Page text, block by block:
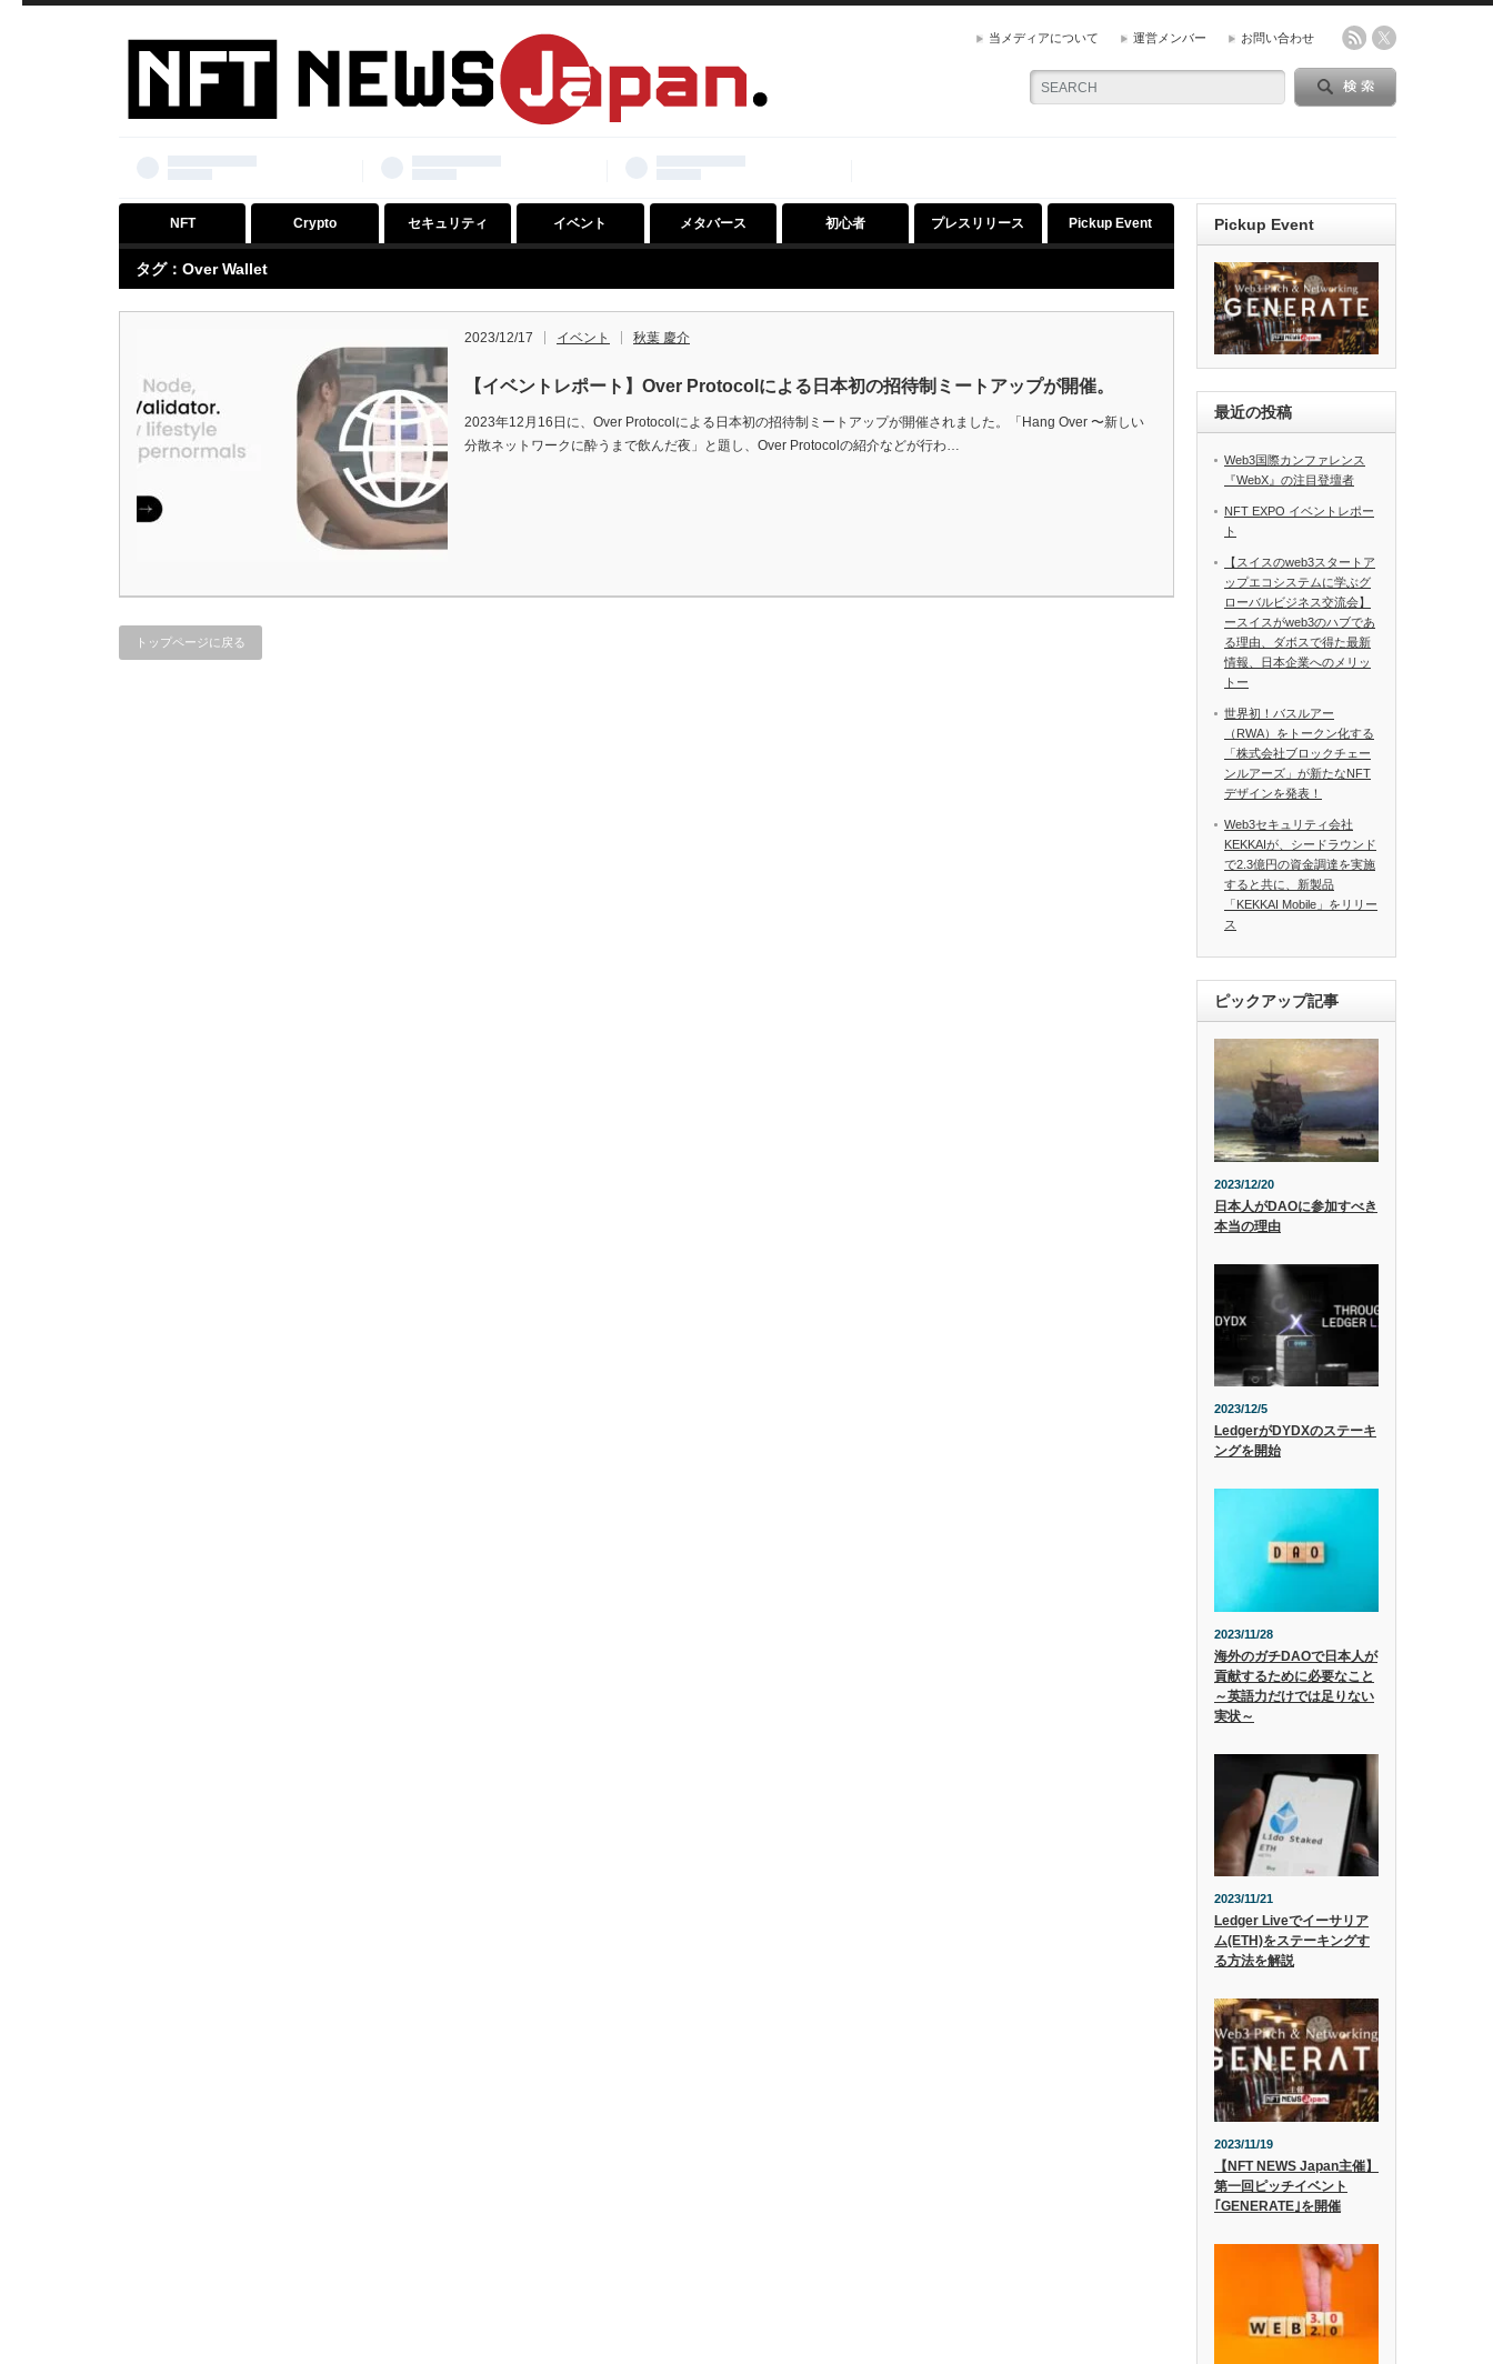
当メディアについて 運営メンバー お問い合わせ
NFT Crypto セキュリティ イベント メタバース 初心者 プレスリリース Pickup Event
タグ：Over Wallet
2023/12/17 イベント 秋葉 慶介
【イベントレポート】Over Protocolによる日本初の招待制ミートアップが開催。
2023年12月16日に、Over Protocolによる日本初の招待制ミートアップが開催されました。「Hang Over 〜新しい
分散ネットワークに酔うまで飲んだ夜」と題し、Over Protocolの紹介などが行わ…
トップページに戻る
Pickup Event
最近の投稿
Web3国際カンファレンス
『WebX』の注目登壇者
NFT EXPO イベントレポー
ト
【スイスのweb3スタートア
ップエコシステムに学ぶグ
ローバルビジネス交流会】
ースイスがweb3のハブであ
る理由、ダボスで得た最新
情報、日本企業へのメリッ
トー
世界初！バスルアー
（RWA）をトークン化する
「株式会社ブロックチェー
ンルアーズ」が新たなNFT
デザインを発表！
Web3セキュリティ会社
KEKKAIが、シードラウンド
で2.3億円の資金調達を実施
すると共に、新製品
「KEKKAI Mobile」をリリー
ス
ピックアップ記事
2023/12/20
日本人がDAOに参加すべき
本当の理由
2023/12/5
LedgerがDYDXのステーキ
ングを開始
2023/11/28
海外のガチDAOで日本人が
貢献するために必要なこと
～英語力だけでは足りない
実状～
2023/11/21
Ledger Liveでイーサリア
ム(ETH)をステーキングす
る方法を解説
2023/11/19
【NFT NEWS Japan主催】
第一回ピッチイベント
｢GENERATE｣を開催